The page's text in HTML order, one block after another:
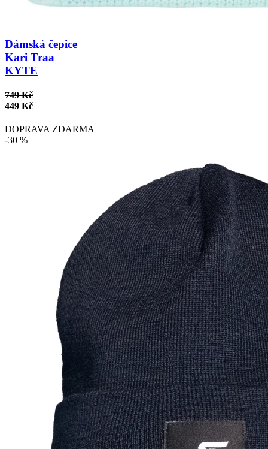
Dámská čepice
Kari Traa
KYTE
749 Kč
449 Kč
DOPRAVA ZDARMA
-30 %